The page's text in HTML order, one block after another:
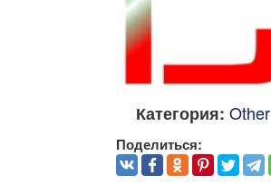
Категория: Other
Поделиться: